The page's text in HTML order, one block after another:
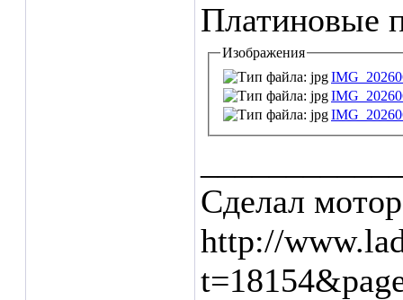
Платиновые
Изображения
Сделал
http://